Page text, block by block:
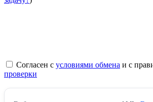
Согласен с условиями обмена и с
проверки